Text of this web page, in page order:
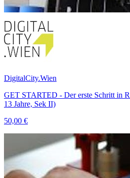
DigitalCity.Wien
GET STARTED - Der erste Schritt in
13 Jahre, Sek II)
50,00 €